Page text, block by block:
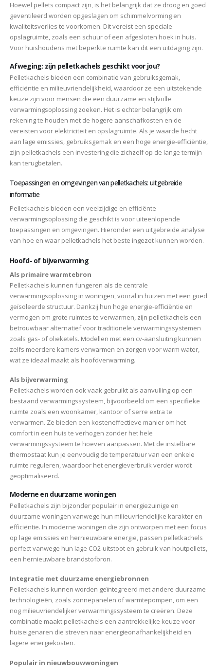
Hoewel pellets compact zijn, is het belangrijk dat ze droog en goed
geventileerd worden opgeslagen om schimmelvorming en
kwaliteitsverlies te voorkomen. Dit vereist een speciale
opslagruimte, zoals een schuur of een afgesloten hoek in huis.
Voor huishoudens met beperkte ruimte kan dit een uitdaging zijn.
Afweging: zijn pelletkachels geschikt voor jou?
Pelletkachels bieden een combinatie van gebruiksgemak,
efficiëntie en milieuvriendelijkheid, waardoor ze een uitstekende
keuze zijn voor mensen die een duurzame en stijlvolle
verwarmingsoplossing zoeken. Het is echter belangrijk om
rekening te houden met de hogere aanschafkosten en de
vereisten voor elektriciteit en opslagruimte. Als je waarde hecht
aan lage emissies, gebruiksgemak en een hoge energie-efficiëntie,
zijn pelletkachels een investering die zichzelf op de lange termijn
kan terugbetalen.
Toepassingen en omgevingen van pelletkachels: uitgebreide
informatie
Pelletkachels bieden een veelzijdige en efficiënte
verwarmingsoplossing die geschikt is voor uiteenlopende
toepassingen en omgevingen. Hieronder een uitgebreide analyse
van hoe en waar pelletkachels het beste ingezet kunnen worden.
Hoofd- of bijverwarming
Als primaire warmtebron
Pelletkachels kunnen fungeren als de centrale
verwarmingsoplossing in woningen, vooral in huizen met een goed
geïsoleerde structuur. Dankzij hun hoge energie-efficiëntie en
vermogen om grote ruimtes te verwarmen, zijn pelletkachels een
betrouwbaar alternatief voor traditionele verwarmingssystemen
zoals gas- of olieketels. Modellen met een cv-aansluiting kunnen
zelfs meerdere kamers verwarmen en zorgen voor warm water,
wat ze ideaal maakt als hoofdverwarming.
Als bijverwarming
Pelletkachels worden ook vaak gebruikt als aanvulling op een
bestaand verwarmingssysteem, bijvoorbeeld om een specifieke
ruimte zoals een woonkamer, kantoor of serre extra te
verwarmen. Ze bieden een kosteneffectieve manier om het
comfort in een huis te verhogen zonder het hele
verwarmingssysteem te hoeven aanpassen. Met de instelbare
thermostaat kun je eenvoudig de temperatuur van een enkele
ruimte reguleren, waardoor het energieverbruik verder wordt
geoptimaliseerd.
Moderne en duurzame woningen
Pelletkachels zijn bijzonder populair in energiezuinige en
duurzame woningen vanwege hun milieuvriendelijke karakter en
efficiëntie. In moderne woningen die zijn ontworpen met een focus
op lage emissies en hernieuwbare energie, passen pelletkachels
perfect vanwege hun lage CO2-uitstoot en gebruik van houtpellets,
een hernieuwbare brandstofbron.
Integratie met duurzame energiebronnen
Pelletkachels kunnen worden geïntegreerd met andere duurzame
technologieën, zoals zonnepanelen of warmtepompen, om een
nog milieuvriendelijker verwarmingssysteem te creëren. Deze
combinatie maakt pelletkachels een aantrekkelijke keuze voor
huiseigenaren die streven naar energieonafhankelijkheid en
lagere energiekosten.
Populair in nieuwbouwwoningen